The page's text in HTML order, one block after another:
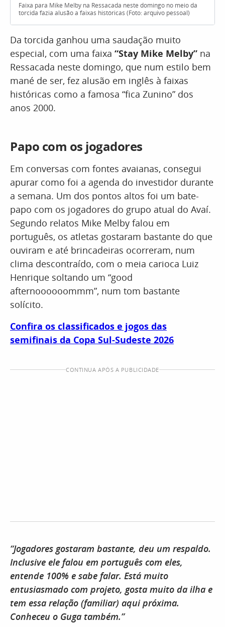
Faixa para Mike Melby na Ressacada neste domingo no meio da
torcida fazia alusão a faixas históricas (Foto: arquivo pessoal)
Da torcida ganhou uma saudação muito
especial, com uma faixa “Stay Mike Melby” na
Ressacada neste domingo, que num estilo bem
mané de ser, fez alusão em inglês à faixas
históricas como a famosa “fica Zunino” dos
anos 2000.
Papo com os jogadores
Em conversas com fontes avaianas, consegui
apurar como foi a agenda do investidor durante
a semana. Um dos pontos altos foi um bate-
papo com os jogadores do grupo atual do Avaí.
Segundo relatos Mike Melby falou em
português, os atletas gostaram bastante do que
ouviram e até brincadeiras ocorreram, num
clima descontraído, com o meia carioca Luiz
Henrique soltando um “good
afternoooooommm”, num tom bastante
solícito.
Confira os classificados e jogos das
semifinais da Copa Sul-Sudeste 2026
CONTINUA APÓS A PUBLICIDADE
“Jogadores gostaram bastante, deu um respaldo.
Inclusive ele falou em português com eles,
entende 100% e sabe falar. Está muito
entusiasmado com projeto, gosta muito da ilha e
tem essa relação (familiar) aqui próxima.
Conheceu o Guga também.”